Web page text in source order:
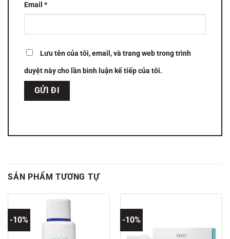
Email *
Lưu tên của tôi, email, và trang web trong trình
duyệt này cho lần bình luận kế tiếp của tôi.
SẢN PHẨM TƯƠNG TỰ
-10% -10%